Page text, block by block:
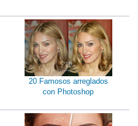
20 Famosos arreglados
con Photoshop